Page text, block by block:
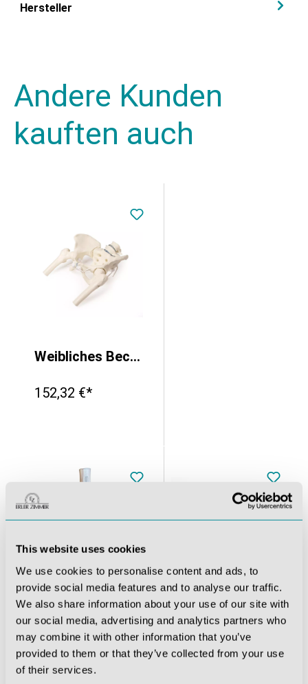
This website uses cookies
We use cookies to personalise content and ads, to
provide social media features and to analyse our traffic.
We also share information about your use of our site with
our social media, advertising and analytics partners who
may combine it with other information that you’ve
provided to them or that they’ve collected from your use
of their services.
Hersteller
Andere Kunden
kauften auch
Weibliches Becken mit Kreuzbein, 2 Lendenwirbeln und Oberschenkelstümpfen, flexibel
152,32 €*
Kniegelenk mit Bändern, mit Stativ
94,01 €*
Männliches Becken mit Kreuzbein, 2 Lendenwirbeln und Obersch.
132,09 €*